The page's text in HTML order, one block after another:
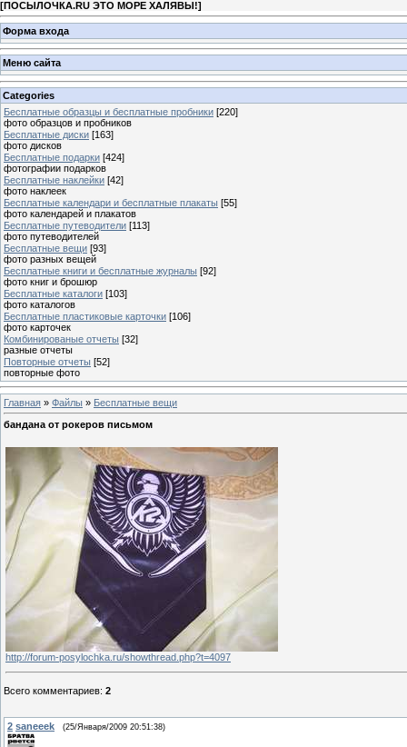
[ПОСЫЛОЧКА.RU ЭТО МОРЕ ХАЛЯВЫ!]
Форма входа
Меню сайта
Categories
Бесплатные образцы и бесплатные пробники [220]
фото образцов и пробников
Бесплатные диски [163]
фото дисков
Бесплатные подарки [424]
фотографии подарков
Бесплатные наклейки [42]
фото наклеек
Бесплатные календари и бесплатные плакаты [55]
фото календарей и плакатов
Бесплатные путеводители [113]
фото путеводителей
Бесплатные вещи [93]
фото разных вещей
Бесплатные книги и бесплатные журналы [92]
фото книг и брошюр
Бесплатные каталоги [103]
фото каталогов
Бесплатные пластиковые карточки [106]
фото карточек
Комбинированые отчеты [32]
разные отчеты
Повторные отчеты [52]
повторные фото
Главная » Файлы » Бесплатные вещи
бандана от рокеров письмом
http://forum-posylochka.ru/showthread.php?t=4097
Всего комментариев: 2
2 saneeek (25/Января/2009 20:51:38)